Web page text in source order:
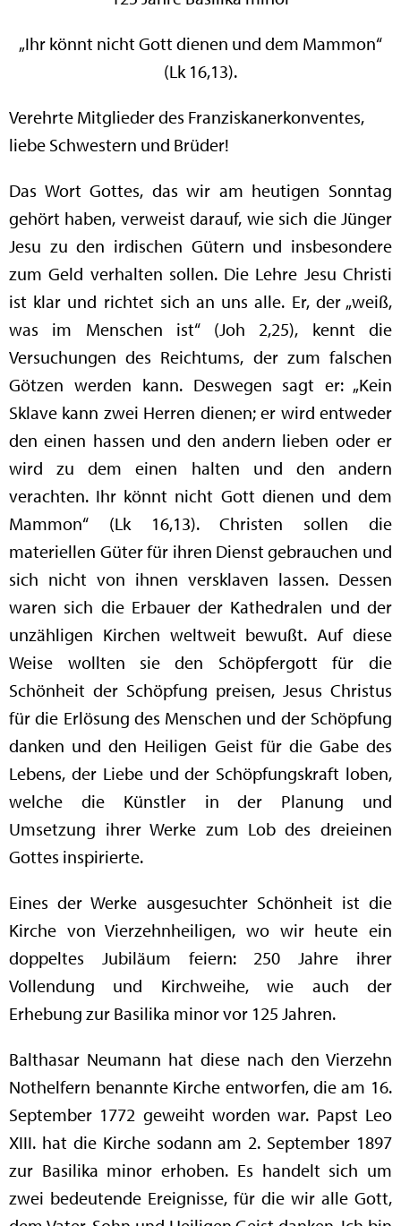
„Ihr könnt nicht Gott dienen und dem Mammon“
(Lk 16,13).
Verehrte Mitglieder des Franziskanerkonventes,
liebe Schwestern und Brüder!
Das Wort Gottes, das wir am heutigen Sonntag
gehört haben, verweist darauf, wie sich die Jünger
Jesu zu den irdischen Gütern und insbesondere
zum Geld verhalten sollen. Die Lehre Jesu Christi
ist klar und richtet sich an uns alle. Er, der „weiß,
was im Menschen ist“ (Joh 2,25), kennt die
Versuchungen des Reichtums, der zum falschen
Götzen werden kann. Deswegen sagt er: „Kein
Sklave kann zwei Herren dienen; er wird entweder
den einen hassen und den andern lieben oder er
wird zu dem einen halten und den andern
verachten. Ihr könnt nicht Gott dienen und dem
Mammon“ (Lk 16,13). Christen sollen die
materiellen Güter für ihren Dienst gebrauchen und
sich nicht von ihnen versklaven lassen. Dessen
waren sich die Erbauer der Kathedralen und der
unzähligen Kirchen weltweit bewußt. Auf diese
Weise wollten sie den Schöpfergott für die
Schönheit der Schöpfung preisen, Jesus Christus
für die Erlösung des Menschen und der Schöpfung
danken und den Heiligen Geist für die Gabe des
Lebens, der Liebe und der Schöpfungskraft loben,
welche die Künstler in der Planung und
Umsetzung ihrer Werke zum Lob des dreieinen
Gottes inspirierte.
Eines der Werke ausgesuchter Schönheit ist die
Kirche von Vierzehnheiligen, wo wir heute ein
doppeltes Jubiläum feiern: 250 Jahre ihrer
Vollendung und Kirchweihe, wie auch der
Erhebung zur Basilika minor vor 125 Jahren.
Balthasar Neumann hat diese nach den Vierzehn
Nothelfern benannte Kirche entworfen, die am 16.
September 1772 geweiht worden war. Papst Leo
XIII. hat die Kirche sodann am 2. September 1897
zur Basilika minor erhoben. Es handelt sich um
zwei bedeutende Ereignisse, für die wir alle Gott,